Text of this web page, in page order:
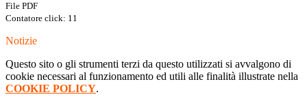
File PDF
Contatore click: 11
Notizie
Questo sito o gli strumenti terzi da questo utilizzati si avvalgono di
cookie necessari al funzionamento ed utili alle finalità illustrate nella
COOKIE POLICY.